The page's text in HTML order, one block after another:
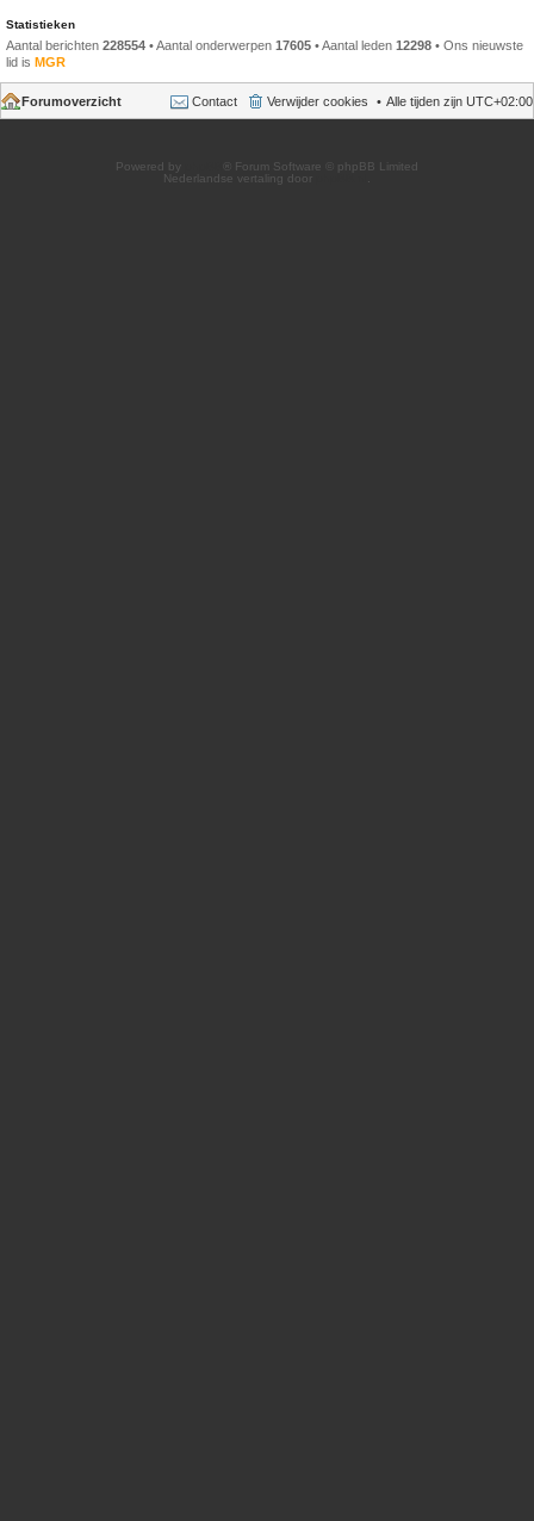
Statistieken
Aantal berichten 228554 • Aantal onderwerpen 17605 • Aantal leden 12298 • Ons nieuwste
lid is MGR
Forumoverzicht Alle tijden zijn UTC+02:00
Verwijder cookies
Contact
Powered by
® Forum Software © phpBB Limited
Nederlandse vertaling door